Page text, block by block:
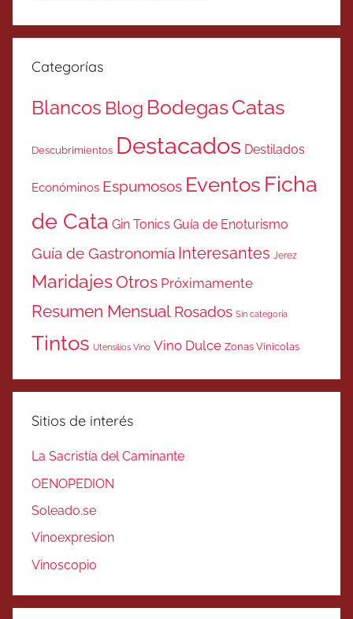
Categorías
Blancos Blog BodegasCatas
Descubrimientos Destacados Destilados
Económinos Espumosos Eventos Ficha
de Cata Gin Tonics Guía de Enoturismo
Guía de Gastronomía Interesantes Jerez
MaridajesOtros Próximamente
Resumen Mensual Rosados Sin categoría
Tintos Utensilios Vino Vino Dulce Zonas Vinicolas
Sitios de interés
La Sacristía del Caminante
OENOPEDION
Soleado.se
Vinoexpresion
Vinoscopio